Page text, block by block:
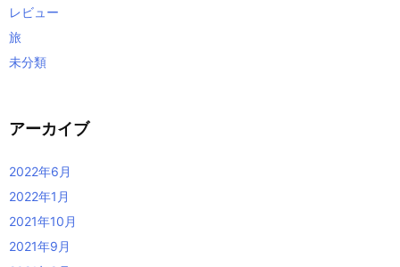
レビュー
旅
未分類
アーカイブ
2022年6月
2022年1月
2021年10月
2021年9月